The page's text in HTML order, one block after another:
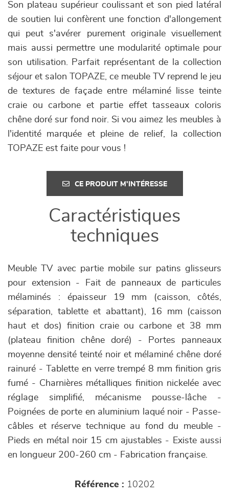
Son plateau supérieur coulissant et son pied latéral
de soutien lui confèrent une fonction d'allongement
qui peut s'avérer purement originale visuellement
mais aussi permettre une modularité optimale pour
son utilisation. Parfait représentant de la collection
séjour et salon TOPAZE, ce meuble TV reprend le jeu
de textures de façade entre mélaminé lisse teinte
craie ou carbone et partie effet tasseaux coloris
chêne doré sur fond noir. Si vou aimez les meubles à
l'identité marquée et pleine de relief, la collection
TOPAZE est faite pour vous !
CE PRODUIT M'INTÉRESSE
Caractéristiques
techniques
Meuble TV avec partie mobile sur patins glisseurs
pour extension - Fait de panneaux de particules
mélaminés : épaisseur 19 mm (caisson, côtés,
séparation, tablette et abattant), 16 mm (caisson
haut et dos) finition craie ou carbone et 38 mm
(plateau finition chêne doré) - Portes panneaux
moyenne densité teinté noir et mélaminé chêne doré
rainuré - Tablette en verre trempé 8 mm finition gris
fumé - Charnières métalliques finition nickelée avec
réglage simplifié, mécanisme pousse-lâche -
Poignées de porte en aluminium laqué noir - Passe-
câbles et réserve technique au fond du meuble -
Pieds en métal noir 15 cm ajustables - Existe aussi
en longueur 200-260 cm - Fabrication française.
Référence : 10202